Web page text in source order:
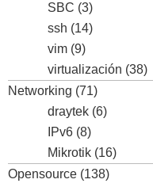
SBC (3)
ssh (14)
vim (9)
virtualización (38)
Networking (71)
draytek (6)
IPv6 (8)
Mikrotik (16)
Opensource (138)